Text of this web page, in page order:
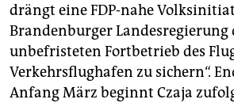
drängt eine FDP-nahe
Brandenburger Landesregierung
unbefristeten Fortbetrieb des
Verkehrsflughafen zu sichern“.
Anfang März beginnt Czaja